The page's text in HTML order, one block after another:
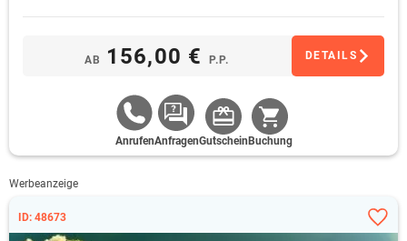
AB 156,00 € P.P. DETAILS
AnrufenAnfragenGutschein Buchung
Werbeanzeige
ID: 48673